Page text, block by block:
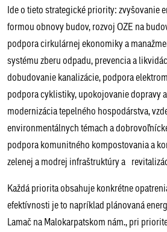
Ide o tieto strategické priority: zvyšovanie
formou obnovy budov, rozvoj OZE na
podpora cirkulárnej ekonomiky a
systému zberu odpadu, prevencia a
dobudovanie kanalizácie, podpora
podpora cyklistiky, upokojovanie dopravy
modernizácia tepelného hospodárstva,
environmentálnych témach a
podpora komunitného kompostovania a
zelenej a modrej infraštruktúry a
Každá priorita obsahuje konkrétne
efektívnosti je to napríklad plánovaná
Lamač na Malokarpatskom nám., pri